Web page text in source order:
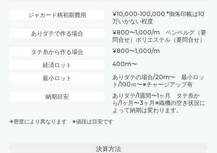
ジャカード柄初期費用
¥10,000-100,000 *御朱印帳は10
万いかない程度
ありダテで作る場合
¥800〜1,000/m ベンベルグ（要
問合せ）ポリエステル（要問合せ）
タテ糸から作る場合
¥800〜1,000/m
経済ロット
400m〜
最小ロット
ありダテの場合/20m〜 最小ロッ
ト/100ｍ〜※チャージアップ有
納期目安
ありダテ/1週間〜1ヶ月 タテ糸か
ら/1ヶ月〜3ヶ月※織機の空き状況に
よって納期は変わります。
※密度により異なります ※値段は目安です
決算方法